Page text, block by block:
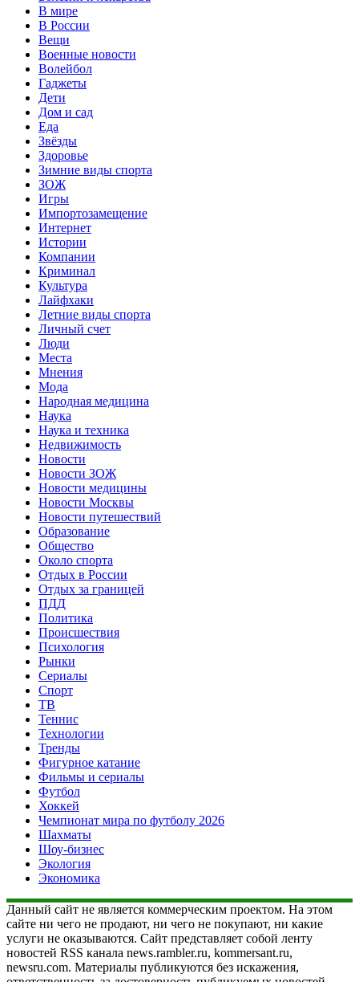
В мире
В России
Вещи
Военные новости
Волейбол
Гаджеты
Дети
Дом и сад
Еда
Звёзды
Здоровье
Зимние виды спорта
ЗОЖ
Игры
Импортозамещение
Интернет
Истории
Компании
Криминал
Культура
Лайфхаки
Летние виды спорта
Личный счет
Люди
Места
Мнения
Мода
Народная медицина
Наука
Наука и техника
Недвижимость
Новости
Новости ЗОЖ
Новости медицины
Новости Москвы
Новости путешествий
Образование
Общество
Около спорта
Отдых в России
Отдых за границей
ПДД
Политика
Происшествия
Психология
Рынки
Сериалы
Спорт
ТВ
Теннис
Технологии
Тренды
Фигурное катание
Фильмы и сериалы
Футбол
Хоккей
Чемпионат мира по футболу 2026
Шахматы
Шоу-бизнес
Экология
Экономика
Данный сайт не является коммерческим проектом. На этом
сайте ни чего не продают, ни чего не покупают, ни какие
услуги не оказываются. Сайт представляет собой ленту
новостей RSS канала news.rambler.ru, kommersant.ru,
newsru.com. Материалы публикуются без искажения,